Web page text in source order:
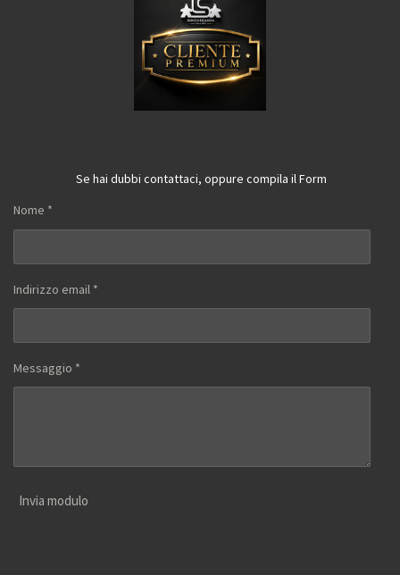
Se hai dubbi contattaci, oppure compila il Form
Nome *
Indirizzo email *
Messaggio *
Invia modulo